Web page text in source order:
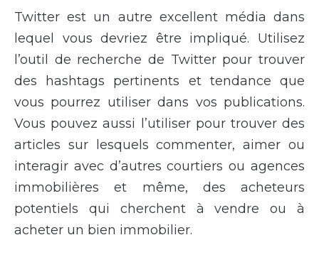
Twitter est un autre excellent média dans
lequel vous devriez être impliqué. Utilisez
l’outil de recherche de Twitter pour trouver
des hashtags pertinents et tendance que
vous pourrez utiliser dans vos publications.
Vous pouvez aussi l’utiliser pour trouver des
articles sur lesquels commenter, aimer ou
interagir avec d’autres courtiers ou agences
immobilières et même, des acheteurs
potentiels qui cherchent à vendre ou à
acheter un bien immobilier.